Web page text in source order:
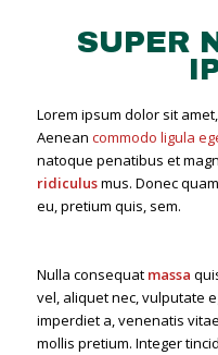
SUPER
Lorem ipsum dolor sit
Aenean commodo ligula
natoque penatibus et
ridiculusmus. Donec
eu, pretium quis, sem.
Nulla consequat massa
vel, aliquet nec, vulputate
imperdiet a, venenatis
mollis pretium. Integer